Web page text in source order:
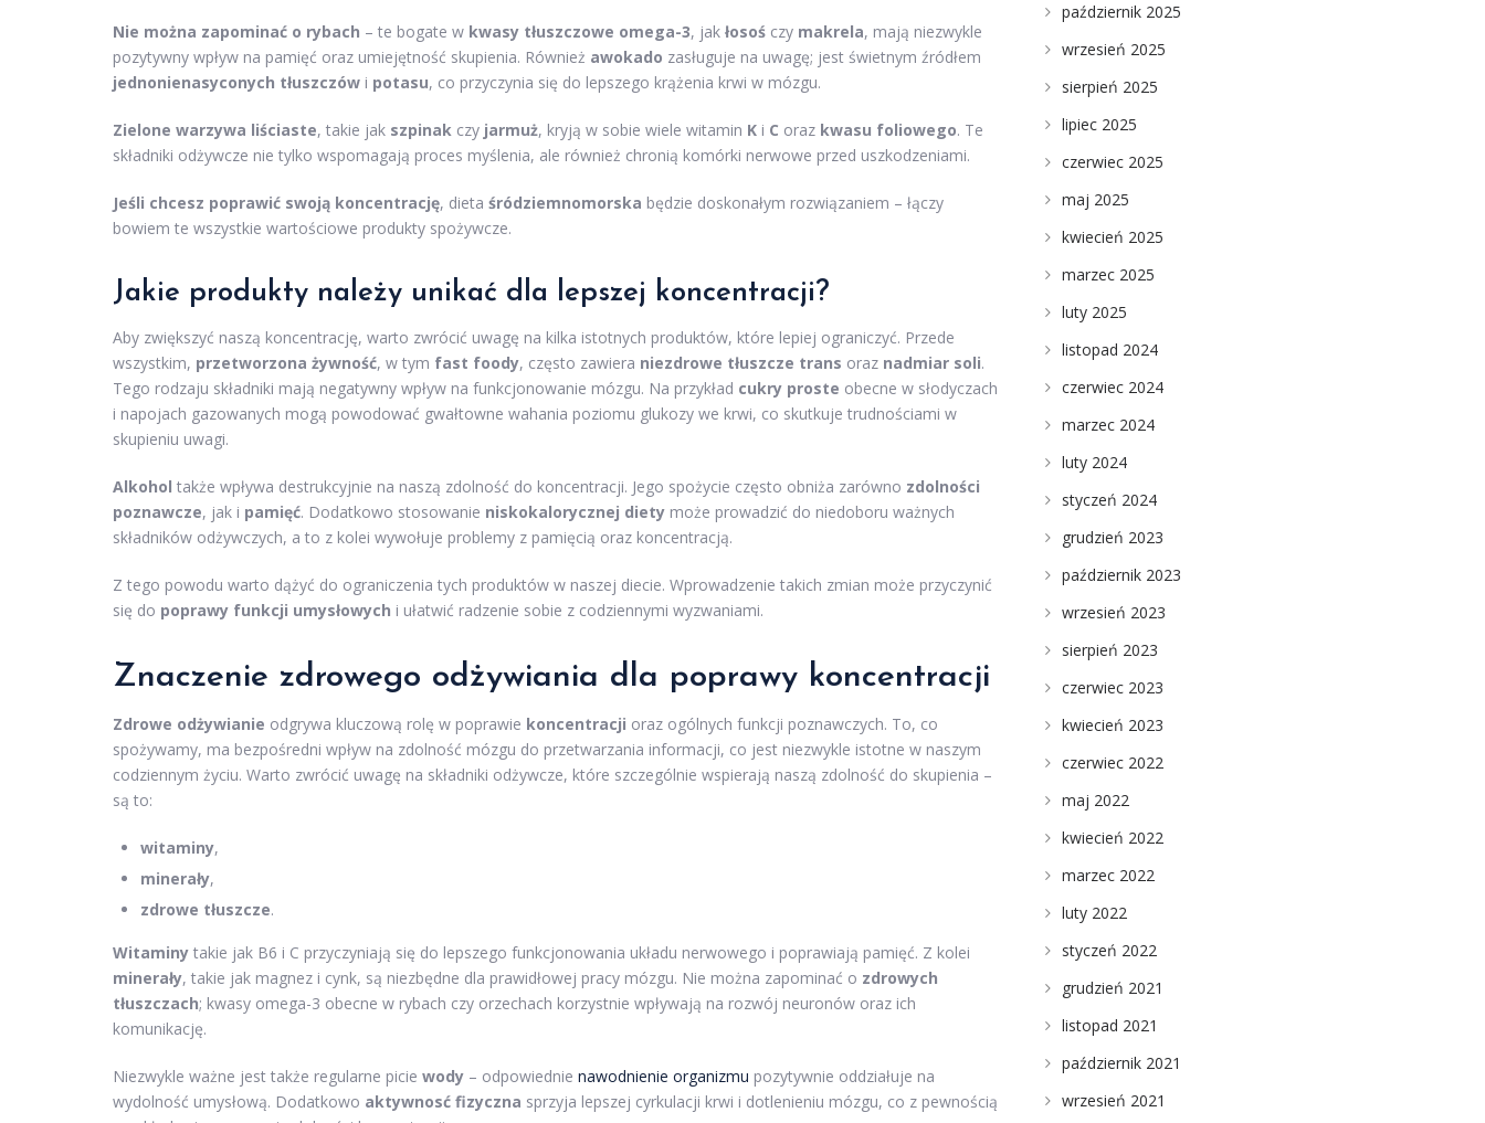
Nie można zapominać o rybach – te bogate w kwasy tłuszczowe omega-3, jak łosoś czy makrela, mają niezwykle
pozytywny wpływ na pamięć oraz umiejętność skupienia. Również awokado zasługuje na uwagę; jest świetnym źródłem
jednonienasyconych tłuszczów i potasu, co przyczynia się do lepszego krążenia krwi w mózgu.
Zielone warzywa liściaste, takie jak szpinak czy jarmuż, kryją w sobie wiele witamin K i C oraz kwasu foliowego. Te
składniki odżywcze nie tylko wspomagają proces myślenia, ale również chronią komórki nerwowe przed uszkodzeniami.
Jeśli chcesz poprawić swoją koncentrację, dieta śródziemnomorska będzie doskonałym rozwiązaniem – łączy
bowiem te wszystkie wartościowe produkty spożywcze.
Jakie produkty należy unikać dla lepszej koncentracji?
Aby zwiększyć naszą koncentrację, warto zwrócić uwagę na kilka istotnych produktów, które lepiej ograniczyć. Przede
wszystkim, przetworzona żywność, w tym fast foody, często zawiera niezdrowe tłuszcze trans oraz nadmiar soli.
Tego rodzaju składniki mają negatywny wpływ na funkcjonowanie mózgu. Na przykład cukry proste obecne w słodyczach
i napojach gazowanych mogą powodować gwałtowne wahania poziomu glukozy we krwi, co skutkuje trudnościami w
skupieniu uwagi.
Alkohol także wpływa destrukcyjnie na naszą zdolność do koncentracji. Jego spożycie często obniża zarówno zdolności
poznawcze, jak i pamięć. Dodatkowo stosowanie niskokalorycznej diety może prowadzić do niedoboru ważnych
składników odżywczych, a to z kolei wywołuje problemy z pamięcią oraz koncentracją.
Z tego powodu warto dążyć do ograniczenia tych produktów w naszej diecie. Wprowadzenie takich zmian może przyczynić
się do poprawy funkcji umysłowych i ułatwić radzenie sobie z codziennymi wyzwaniami.
Znaczenie zdrowego odżywiania dla poprawy koncentracji
Zdrowe odżywianie odgrywa kluczową rolę w poprawie koncentracji oraz ogólnych funkcji poznawczych. To, co
spożywamy, ma bezpośredni wpływ na zdolność mózgu do przetwarzania informacji, co jest niezwykle istotne w naszym
codziennym życiu. Warto zwrócić uwagę na składniki odżywcze, które szczególnie wspierają naszą zdolność do skupienia –
są to:
witaminy,
minerały,
zdrowe tłuszcze.
Witaminy takie jak B6 i C przyczyniają się do lepszego funkcjonowania układu nerwowego i poprawiają pamięć. Z kolei
minerały, takie jak magnez i cynk, są niezbędne dla prawidłowej pracy mózgu. Nie można zapominać o zdrowych
tłuszczach; kwasy omega-3 obecne w rybach czy orzechach korzystnie wpływają na rozwój neuronów oraz ich
komunikację.
Niezwykle ważne jest także regularne picie wody – odpowiednie nawodnienie organizmu pozytywnie oddziałuje na
wydolność umysłową. Dodatkowo aktywnosć fizyczna sprzyja lepszej cyrkulacji krwi i dotlenieniu mózgu, co z pewnością
październik 2025
wrzesień 2025
sierpień 2025
lipiec 2025
czerwiec 2025
maj 2025
kwiecień 2025
marzec 2025
luty 2025
listopad 2024
czerwiec 2024
marzec 2024
luty 2024
styczeń 2024
grudzień 2023
październik 2023
wrzesień 2023
sierpień 2023
czerwiec 2023
kwiecień 2023
czerwiec 2022
maj 2022
kwiecień 2022
marzec 2022
luty 2022
styczeń 2022
grudzień 2021
listopad 2021
październik 2021
wrzesień 2021